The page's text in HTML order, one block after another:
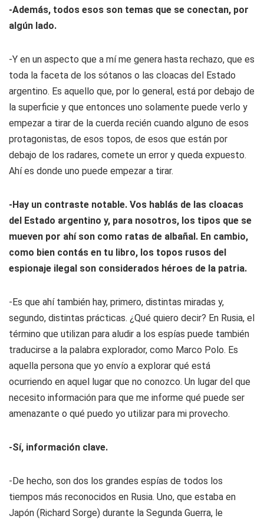
-Además, todos esos son temas que se conectan, por
algún lado.
-Y en un aspecto que a mí me genera hasta rechazo, que es
toda la faceta de los sótanos o las cloacas del Estado
argentino. Es aquello que, por lo general, está por debajo de
la superficie y que entonces uno solamente puede verlo y
empezar a tirar de la cuerda recién cuando alguno de esos
protagonistas, de esos topos, de esos que están por
debajo de los radares, comete un error y queda expuesto.
Ahí es donde uno puede empezar a tirar.
-Hay un contraste notable. Vos hablás de las cloacas
del Estado argentino y, para nosotros, los tipos que se
mueven por ahí son como ratas de albañal. En cambio,
como bien contás en tu libro, los topos rusos del
espionaje ilegal son considerados héroes de la patria.
-Es que ahí también hay, primero, distintas miradas y,
segundo, distintas prácticas. ¿Qué quiero decir? En Rusia, el
término que utilizan para aludir a los espías puede también
traducirse a la palabra explorador, como Marco Polo. Es
aquella persona que yo envío a explorar qué está
ocurriendo en aquel lugar que no conozco. Un lugar del que
necesito información para que me informe qué puede ser
amenazante o qué puedo yo utilizar para mi provecho.
-Sí, información clave.
-De hecho, son dos los grandes espías de todos los
tiempos más reconocidos en Rusia. Uno, que estaba en
Japón (Richard Sorge) durante la Segunda Guerra, le